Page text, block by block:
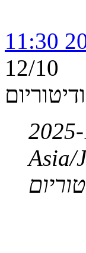
12/10
Asia/